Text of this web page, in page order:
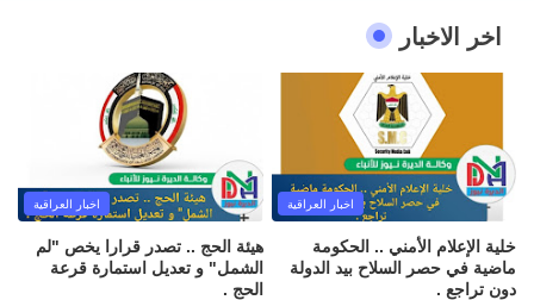
اخر الاخبار
اخبار العراقية
خلية الإعلام الأمني .. الحكومة
ماضية في حصر السلاح بيد الدولة
دون تراجع .
اخبار العراقية
هيئة الحج .. تصدر قرارا يخص "لم
الشمل" و تعديل استمارة قرعة
الحج .